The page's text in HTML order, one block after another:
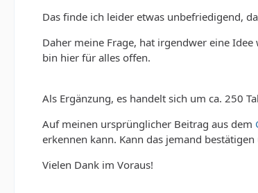
Das finde ich leider etwas unbefriedigend,
Daher meine Frage, hat irgendwer eine
bin hier für alles offen.
Als Ergänzung, es handelt sich um ca. 250
Auf meinen ursprünglicher Beitrag aus dem
erkennen kann. Kann das jemand
Vielen Dank im Voraus!